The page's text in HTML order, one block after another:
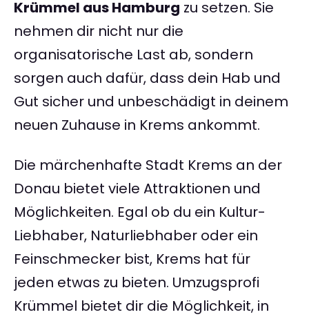
Krümmel aus Hamburg zu setzen. Sie
nehmen dir nicht nur die
organisatorische Last ab, sondern
sorgen auch dafür, dass dein Hab und
Gut sicher und unbeschädigt in deinem
neuen Zuhause in Krems ankommt.
Die märchenhafte Stadt Krems an der
Donau bietet viele Attraktionen und
Möglichkeiten. Egal ob du ein Kultur-
Liebhaber, Naturliebhaber oder ein
Feinschmecker bist, Krems hat für
jeden etwas zu bieten. Umzugsprofi
Krümmel bietet dir die Möglichkeit, in